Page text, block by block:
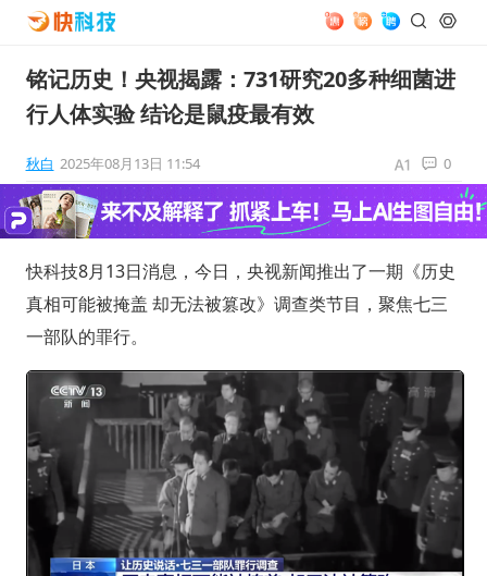
铭记历史！央视揭露：731研究20多种细菌进
行人体实验 结论是鼠疫最有效
秋白 2025年08月13日 11:54 0
快科技8月13日消息，今日，央视新闻推出了一期《历史
真相可能被掩盖 却无法被篡改》调查类节目，聚焦七三
一部队的罪行。